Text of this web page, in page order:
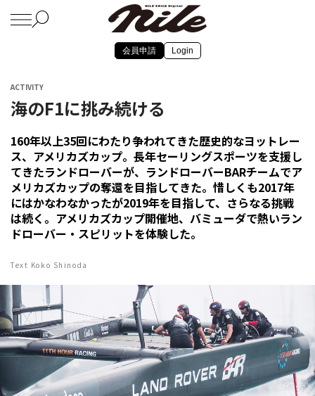
会員申請 Login
ACTIVITY
海のF1に挑み続ける
160年以上35回にわたり争われてきた歴史的なヨットレー
ス、アメリカズカップ。長年セーリングスポーツを支援し
てきたランドローバーが、ランドローバーBARチームでア
メリカズカップの奪還を目指してきた。惜しくも2017年
にはかなわなかったが2019年を目指して、さらなる挑戦
は続く。アメリカズカップ開催地、バミューダで熱いラン
ドローバー・スピリットを体験した。
Text Koko Shinoda